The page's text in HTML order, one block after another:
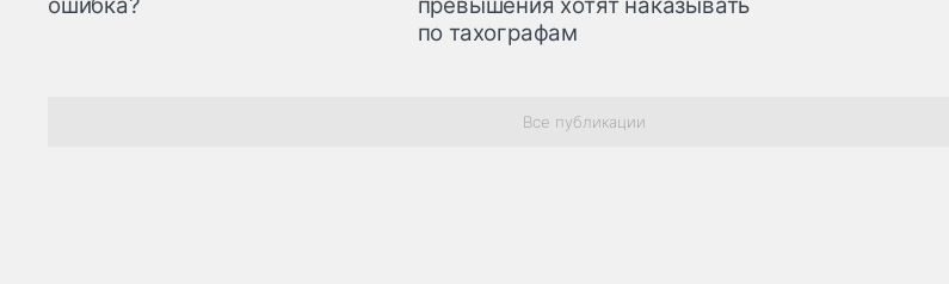
по тахографам
Все публикации